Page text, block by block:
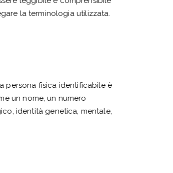
la terminologia utilizzata.
persona fisica identificabile è
un nome, un numero
identità genetica, mentale,